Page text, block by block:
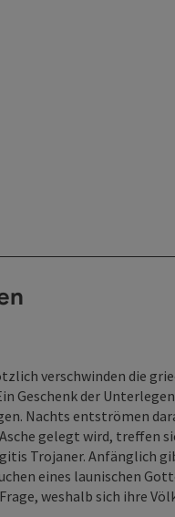
verschwinden die
Geschenk der
Nachts entströmen
gelegt wird, treffen
Trojaner. Anfänglich
eines launischen
weshalb sich ihre